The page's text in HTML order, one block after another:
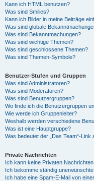
Kann ich HTML benutzen?
Was sind Smilies?
Kann ich Bilder in meine Beiträge
Was sind globale
Was sind Bekanntmachungen?
Was sind wichtige Themen?
Was sind geschlossene Themen?
Was sind Themen-Symbole?
Benutzer-Stufen und Gruppen
Was sind Administratoren?
Was sind Moderatoren?
Was sind Benutzergruppen?
Wo finde ich die Benutzergruppen
Wie werde ich Gruppenleiter?
Weshalb werden verschiedene
Was ist eine Hauptgruppe?
Was bedeutet der „Das Team“-Link
Private Nachrichten
Ich kann keine Privaten
Ich bekomme ständig
Ich habe eine Spam-E-Mail von